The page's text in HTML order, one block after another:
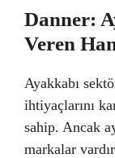
Danner:
Veren
Ayakkabı
ihtiyaçlarını
sahip. Ancak
markalar